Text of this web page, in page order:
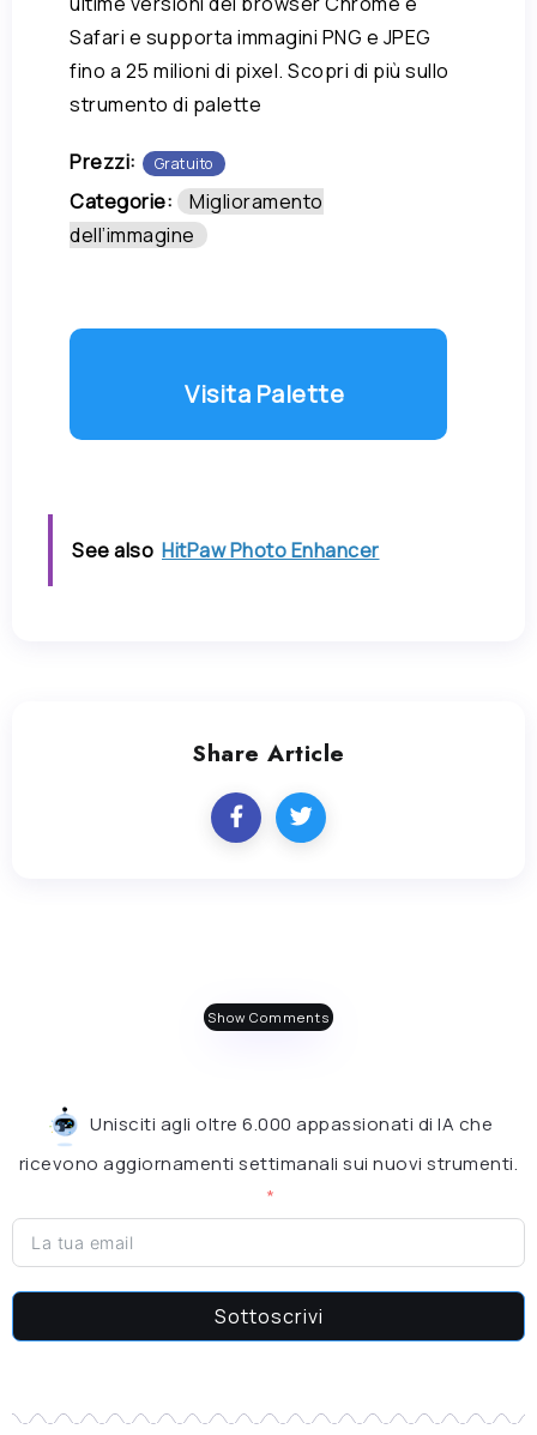
Safari e supporta immagini PNG e JPEG
fino a 25 milioni di pixel. Scopri di più sullo
strumento di palette
Prezzi: Gratuito
Categorie:
Miglioramento
dell’immagine
Visita Palette
See also HitPaw Photo Enhancer
Share Article
Show Comments
Unisciti agli oltre 6.000 appassionati di IA che
ricevono aggiornamenti settimanali sui nuovi strumenti.
Sottoscrivi